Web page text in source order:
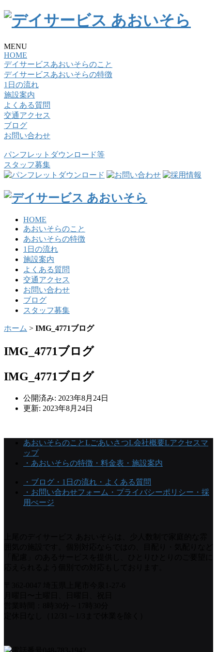
MENU
HOME
デイサービスあおいそらのこと
デイサービスあおいそらの特徴
1日の流れ
施設案内
よくある質問
交通アクセス
ブログ
お問い合わせ
パンフレットダウンロード等
スタッフ募集
HOME
あおいそらのこと
あおいそらの特徴
1日の流れ
施設案内
よくある質問
交通アクセス
お問い合わせ
ブログ
スタッフ募集
ホーム > IMG_4771ブログ
IMG_4771ブログ
IMG_4771ブログ
公開済み: 2023年8月24日
更新: 2023年8月24日
あおいそらのことLごあいさつL会社概要Lアクセスマ
ップ
・あおいそらの特徴 ・料金表 ・施設案内
・ブログ ・1日の流れ ・よくある質問
・お問い合わせフォーム ・プライバシーポリシー ・採
用ぺージ